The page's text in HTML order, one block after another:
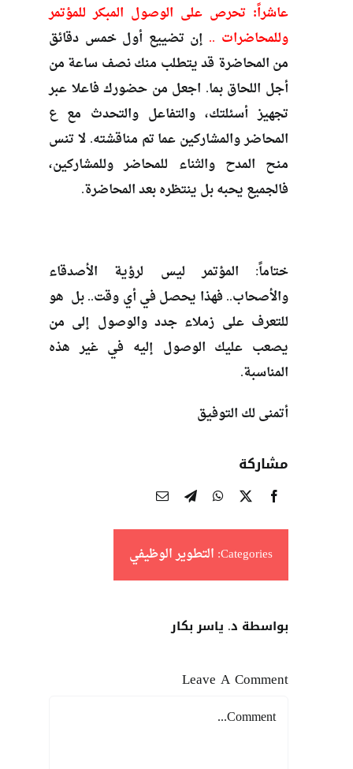
عاشراً: تحرص على الوصول المبكر للمؤتمر
وللمحاضرات .. إن تضييع أول خمس دقائق
من المحاضرة قد يتطلب منك نصف ساعة من
أجل اللحاق بما. اجعل من حضورك فاعلا عبر
تجهيز أسئلتك، والتفاعل والتحدث مع ع
المحاضر والمشاركين عما تم مناقشته. لا تنس
منح المدح والثناء للمحاضر وللمشاركين،
فالجميع يحبه بل ينتظره بعد المحاضرة.
ختاماً: المؤتمر ليس لرؤية الأصدقاء
والأصحاب.. فهذا يحصل في أي وقت.. بل هو
للتعرف على زملاء جدد والوصول إلى من
يصعب عليك الوصول إليه في غير هذه
المناسبة.
أتمنى لك التوفيق
مشاركة
Categories: التطوير الوظيفي
بواسطة د. ياسر بكار
Leave A Comment
Comment